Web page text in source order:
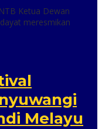
Ketua Dewan
meresmikan
Melayu